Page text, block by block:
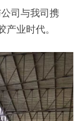
司与我司携
业时代。